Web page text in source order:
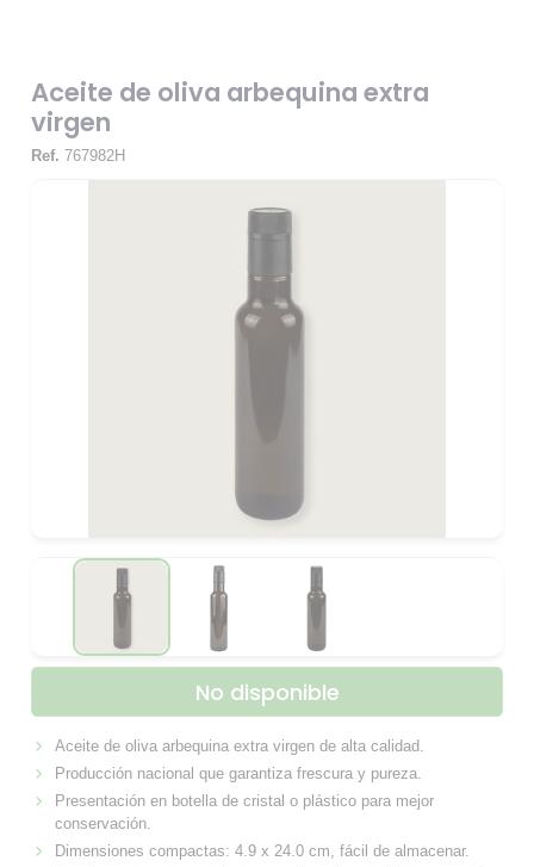
Aceite de oliva arbequina extra
virgen
Ref. 767982H
No disponible
Aceite de oliva arbequina extra virgen de alta calidad.
Producción nacional que garantiza frescura y pureza.
Presentación en botella de cristal o plástico para mejor
conservación.
Dimensiones compactas: 4.9 x 24.0 cm, fácil de almacenar.